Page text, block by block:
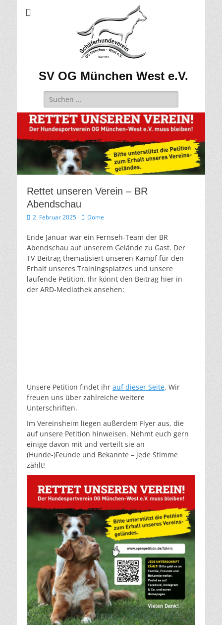
SV OG München West e.V.
Suchen
nach:
Rettet unseren Verein – BR
Abendschau
Veröffentlicht
2. Februar 2025 Autor
Dome
Ende Januar war ein Fernseh-Team der BR
Abendschau auf unserem Gelände zu Gast. Der
TV-Beitrag thematisiert unseren Kampf für den
Erhalt unseres Trainingsplatzes und unsere
laufende Petition. Ihr könnt den Beitrag hier in
der ARD-Mediathek ansehen:
Unsere Petition findet ihr auf dieser Seite. Wir
freuen uns über zahlreiche weitere
Unterschriften.
Im Vereinsheim liegen außerdem Flyer aus, die
auf unsere Petition hinweisen. Nehmt euch gern
einige davon mit und verteilt sie an
(Hunde-)Feunde und Bekannte – jede Stimme
zählt!